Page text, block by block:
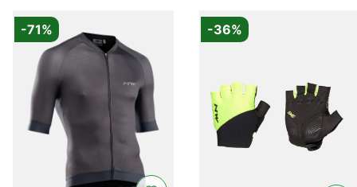
-71% -36%